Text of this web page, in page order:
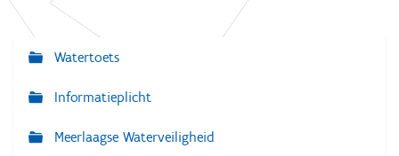
N
a
i
Watertoets
Informatieplicht
Meerlaagse Waterveiligheid